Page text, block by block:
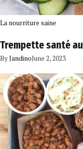
La nourriture saine
Trempette santé
ByJandinoJune 2, 2023